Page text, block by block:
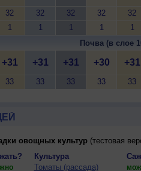
32
1
32
1
32
1
32
1
32
1
Почва (в слое
+31
33
+31
33
+31
33
+30
33
+31
33
овощных культур(тестовая
Культура
Томаты (рассада)